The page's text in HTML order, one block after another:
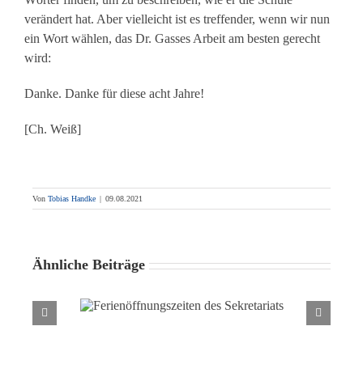
verändert hat. Aber vielleicht ist es treffender, wenn wir nun
ein Wort wählen, das Dr. Gasses Arbeit am besten gerecht
wird:
Danke. Danke für diese acht Jahre!
[Ch. Weiß]
Von Tobias Handke | 09.08.2021
Ähnliche Beiträge
Ferienöffnungszeiten des
Sekretariats